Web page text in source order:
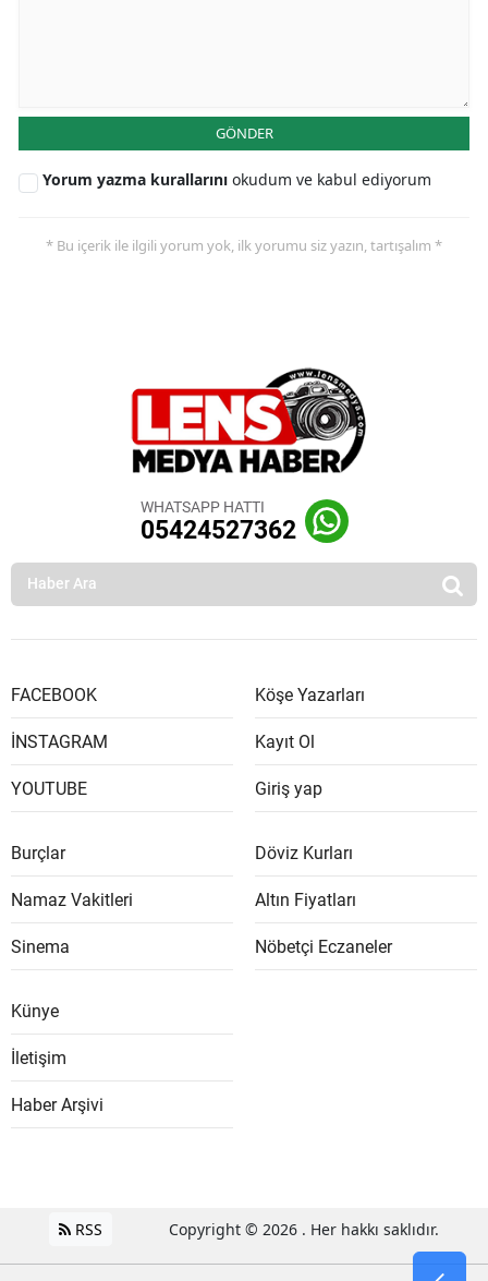
GÖNDER
Yorum yazma kurallarını okudum ve kabul ediyorum
* Bu içerik ile ilgili yorum yok, ilk yorumu siz yazın, tartışalım *
WHATSAPP HATTI
05424527362
FACEBOOK
İNSTAGRAM
YOUTUBE
Köşe Yazarları
Kayıt Ol
Giriş yap
Burçlar
Namaz Vakitleri
Sinema
Döviz Kurları
Altın Fiyatları
Nöbetçi Eczaneler
Künye
İletişim
Haber Arşivi
RSS Copyright © 2026 . Her hakkı saklıdır.